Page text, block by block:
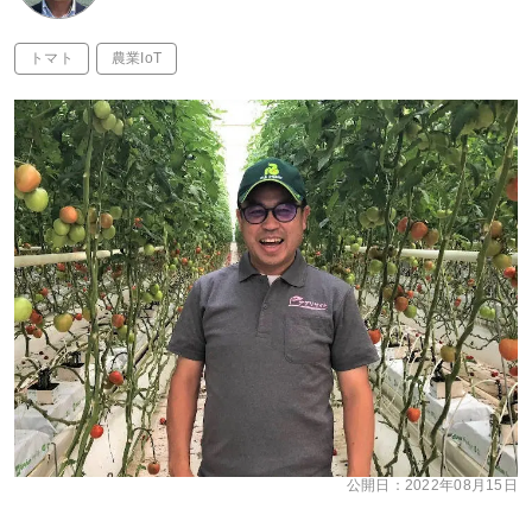
トマト 農業IoT
公開日： 2022年08月15日